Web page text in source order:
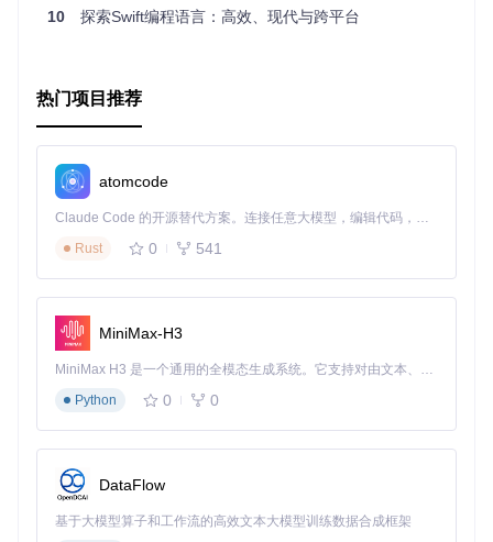
10 探索Swift编程语言：高效、现代与跨平台
热门项目推荐
atomcode
Claude Code 的开源替代方案。连接任意大模型，编辑代码，运行命令，自动验证 — 全自动执行。用 Rust 构建，极致性能。 ｜ An open-source alternative to Claude Code. Connect any LLM, edit code, run commands, and verify changes — autonomously. Built in Rust for speed. Get Started
Rust
0 541
MiniMax-H3
MiniMax H3 是一个通用的全模态生成系统。它支持对由文本、图像、视频和音频组成的多模态上下文进行统一理解，并能生成分辨率高达 2K、时长可达 15 秒的带原生立体声音频的视频。得益于面向任务泛化的系统设计，H3 在预训练阶段就已具备广泛的多模态上下文理解与生成能力，能够出色地执行复杂的多模态指令。
Python
0 0
DataFlow
基于大模型算子和工作流的高效文本大模型训练数据合成框架